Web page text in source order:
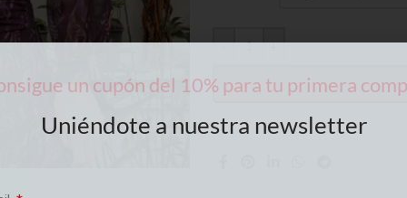
- +
un cupón del 10% para tu primera
Uniéndote a nuestra newsletter